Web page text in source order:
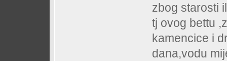
zbog starosti
tj ovog bettu
kamencice i
dana,vodu